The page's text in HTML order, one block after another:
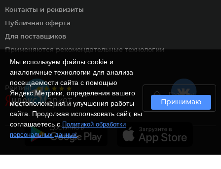
Рейтинг
Пункты
самовывоза
Контакты и реквизиты
Публичная оферта
Для поставщиков
Применяются рекомендательные технологии
Мы используем файлы cookie и
аналогичные технологии для анализа
посещаемости сайта с помощью
Яндекс.Метрики, определения вашего
местоположения и улучшения работы
сайта. Продолжая использовать сайт, вы
соглашаетесь с Политикой обработки
персональных данных.
Принимаю